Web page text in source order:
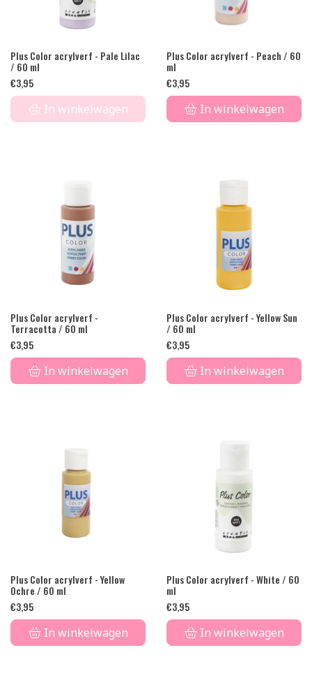
Plus Color acrylverf - Pale Lilac
/ 60 ml
€3,95
In winkelwagen
Plus Color acrylverf - Peach / 60
ml
€3,95
In winkelwagen
Plus Color acrylverf -
Terracotta / 60 ml
€3,95
In winkelwagen
Plus Color acrylverf - Yellow Sun
/ 60 ml
€3,95
In winkelwagen
Plus Color acrylverf - Yellow
Ochre / 60 ml
€3,95
In winkelwagen
Plus Color acrylverf - White / 60
ml
€3,95
In winkelwagen